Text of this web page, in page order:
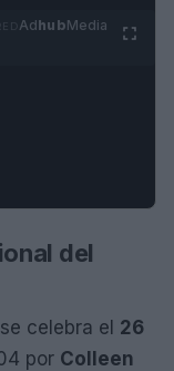
AdhubMedia
del
celebra el 26
por Colleen